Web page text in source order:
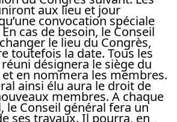
aux lieu et jour
convocation spéciale
cas de besoin, le Conseil
le lieu du Congrès,
toutefois la date. Tous les
désignera le siège du
en nommera les membres.
ainsi élu aura le droit de
membres. A chaque
le Conseil général fera un
ses travaux. Il pourra, en